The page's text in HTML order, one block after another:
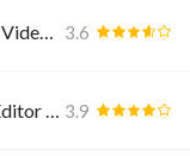
AceMovi Video Editor 3.6
Filmage Editor 1.3.7 3.9